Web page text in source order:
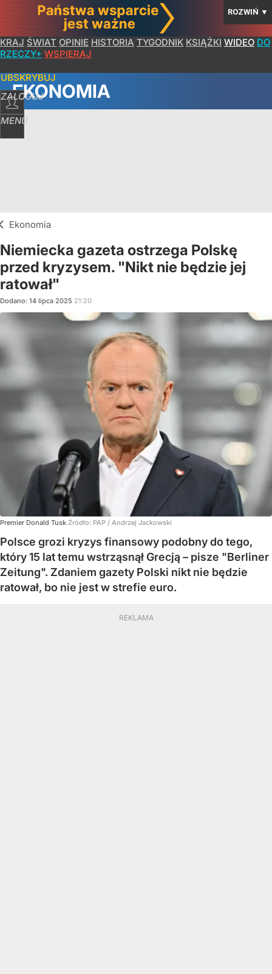
ROZWIŃ ▼
KRAJ ŚWIAT OPINIE HISTORIA TYGODNIK KSIĄŻKI WIDEO DO
RZECZY+ WSPIERAJ
ZALOGUJ
MENU
EKONOMIA
Ekonomia
Niemiecka gazeta ostrzega Polskę
przed kryzysem. "Nikt nie będzie jej
ratował"
Dodano: 14 lipca 2025 21:20
Premier Donald Tusk Źródło: PAP / Andrzej Jackowski
Polsce grozi kryzys finansowy podobny do tego,
który 15 lat temu wstrząsnął Grecją – pisze "Berliner
Zeitung". Zdaniem gazety Polski nikt nie będzie
ratował, bo nie jest w strefie euro.